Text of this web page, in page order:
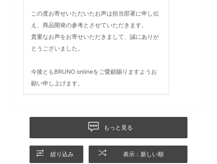
ハンディブレンダー
ポタージュや離乳食、ディップやマヨネーズ等の調理に。
ます。付属のホイッパーケースも使用可能。
この度お寄せいただいたお声は担当部署に申し伝
え、商品開発の参考とさせていただきます。
貴重なお声をお寄せいただきまして、誠にありが
とうございました。
今後ともBRUNO onlineをご愛顧賜りますようお
願い申し上げます。
もっと見る
絞り込み 表示：新しい順